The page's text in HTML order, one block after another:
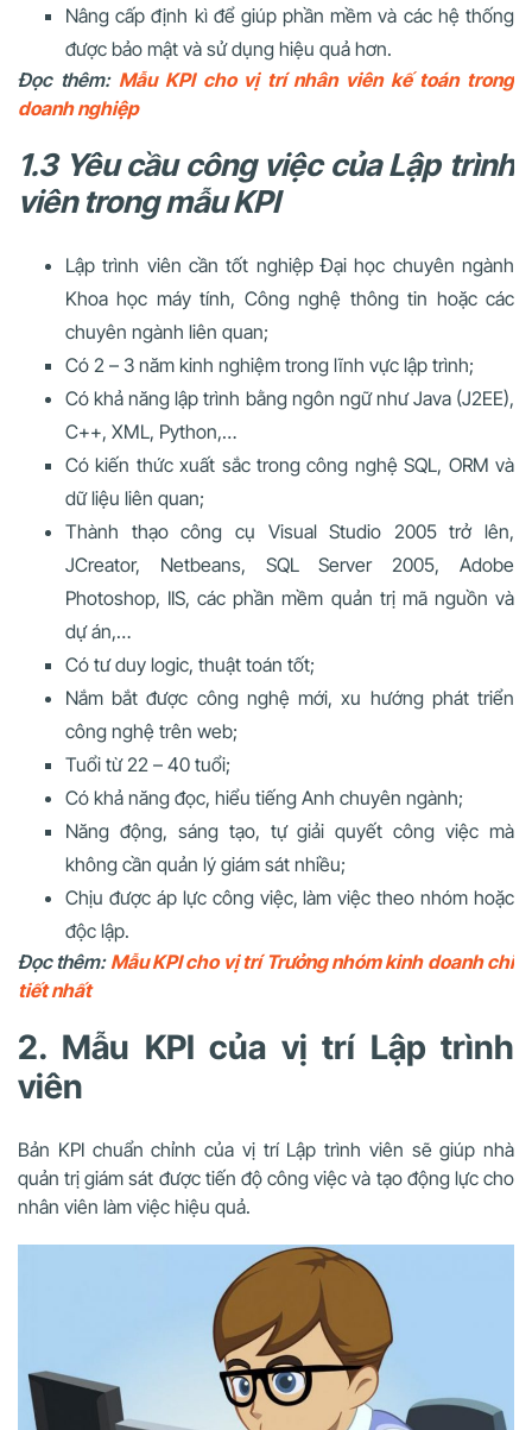
Nâng cấp định kì để giúp phần mềm và các hệ thống
được bảo mật và sử dụng hiệu quả hơn.
Đọc thêm: Mẫu KPI cho vị trí nhân viên kế toán trong
doanh nghiệp
1.3 Yêu cầu công việc củaLập trình
viêntrong mẫu KPI
Lập trình viên cần tốt nghiệp Đại học chuyên ngành
Khoa học máy tính, Công nghệ thông tin hoặc các
chuyên ngành liên quan;
Có 2 – 3 năm kinh nghiệm trong lĩnh vực lập trình;
Có khả năng lập trình bằng ngôn ngữ như Java (J2EE),
C++, XML, Python,…
Có kiến thức xuất sắc trong công nghệ SQL, ORM và
dữ liệu liên quan;
Thành thạo công cụ Visual Studio 2005 trở lên,
JCreator, Netbeans, SQL Server 2005, Adobe
Photoshop, IIS, các phần mềm quản trị mã nguồn và
dự án,…
Có tư duy logic, thuật toán tốt;
Nắm bắt được công nghệ mới, xu hướng phát triển
công nghệ trên web;
Tuổi từ 22 – 40 tuổi;
Có khả năng đọc, hiểu tiếng Anh chuyên ngành;
Năng động, sáng tạo, tự giải quyết công việc mà
không cần quản lý giám sát nhiều;
Chịu được áp lực công việc, làm việc theo nhóm hoặc
độc lập.
Đọc thêm: Mẫu KPI cho vị trí Trưởng nhóm kinh doanh chi
tiết nhất
2. Mẫu KPI của vị trí Lập trình
viên
Bản KPI chuẩn chỉnh của vị trí Lập trình viên sẽ giúp nhà
quản trị giám sát được tiến độ công việc và tạo động lực cho
nhân viên làm việc hiệu quả.